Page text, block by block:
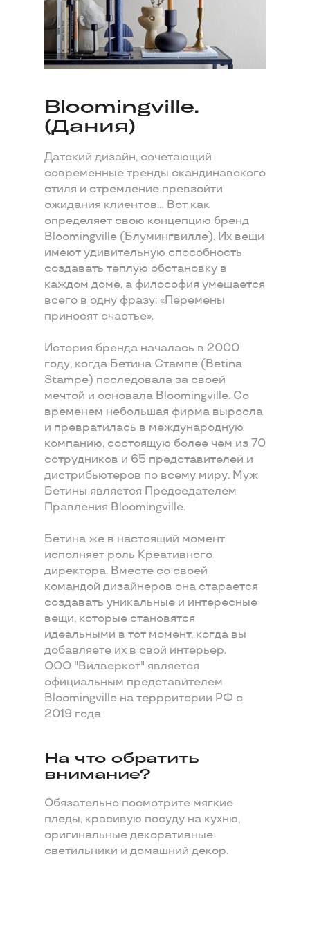
Bloomingville.
(Дания)
Датский дизайн, сочетающий
современные тренды скандинавского
стиля и стремление превзойти
ожидания клиентов... Вот как
определяет свою концепцию бренд
Bloomingville (Блумингвилле). Их вещи
имеют удивительную способность
создавать теплую обстановку в
каждом доме, а философия умещается
всего в одну фразу: «Перемены
приносят счастье».
История бренда началась в 2000
году, когда Бетина Стампе (Betina
Stampe) последовала за своей
мечтой и основала Bloomingville. Со
временем небольшая фирма выросла
и превратилась в международную
компанию, состоящую более чем из 70
сотрудников и 65 представителей и
дистрибьютеров по всему миру. Муж
Бетины является Председателем
Правления Bloomingville.
Бетина же в настоящий момент
исполняет роль Креативного
директора. Вместе со своей
командой дизайнеров она старается
создавать уникальные и интересные
вещи, которые становятся
идеальными в тот момент, когда вы
добавляете их в свой интерьер.
ООО "Вилверкот" является
официальным представителем
Bloomingville на террритории РФ с
2019 года
На что обратить
внимание?
Обязательно посмотрите мягкие
пледы, красивую посуду на кухню,
оригинальные декоративные
светильники и домашний декор.